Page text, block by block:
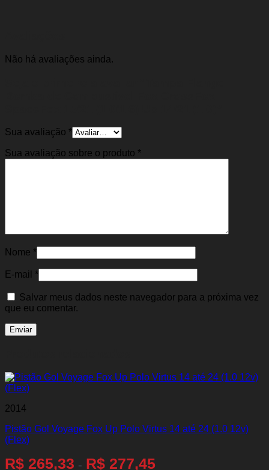
Não há avaliações ainda.
Sua avaliação *
Sua avaliação sobre o produto *
Nome *
E-mail *
Salvar meus dados neste navegador para a próxima vez
que eu comentar.
2014
Pistão Gol Voyage Fox Up Polo Virtus 14 até 24 (1.0 12v)
(Flex)
R$ 265,33 - R$ 277,45